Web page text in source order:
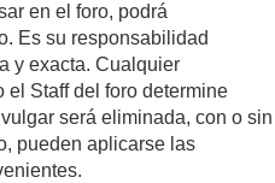
en el foro, podrá
Es su responsabilidad
y exacta. Cualquier
el Staff del foro determine
será eliminada, con o sin
pueden aplicarse las